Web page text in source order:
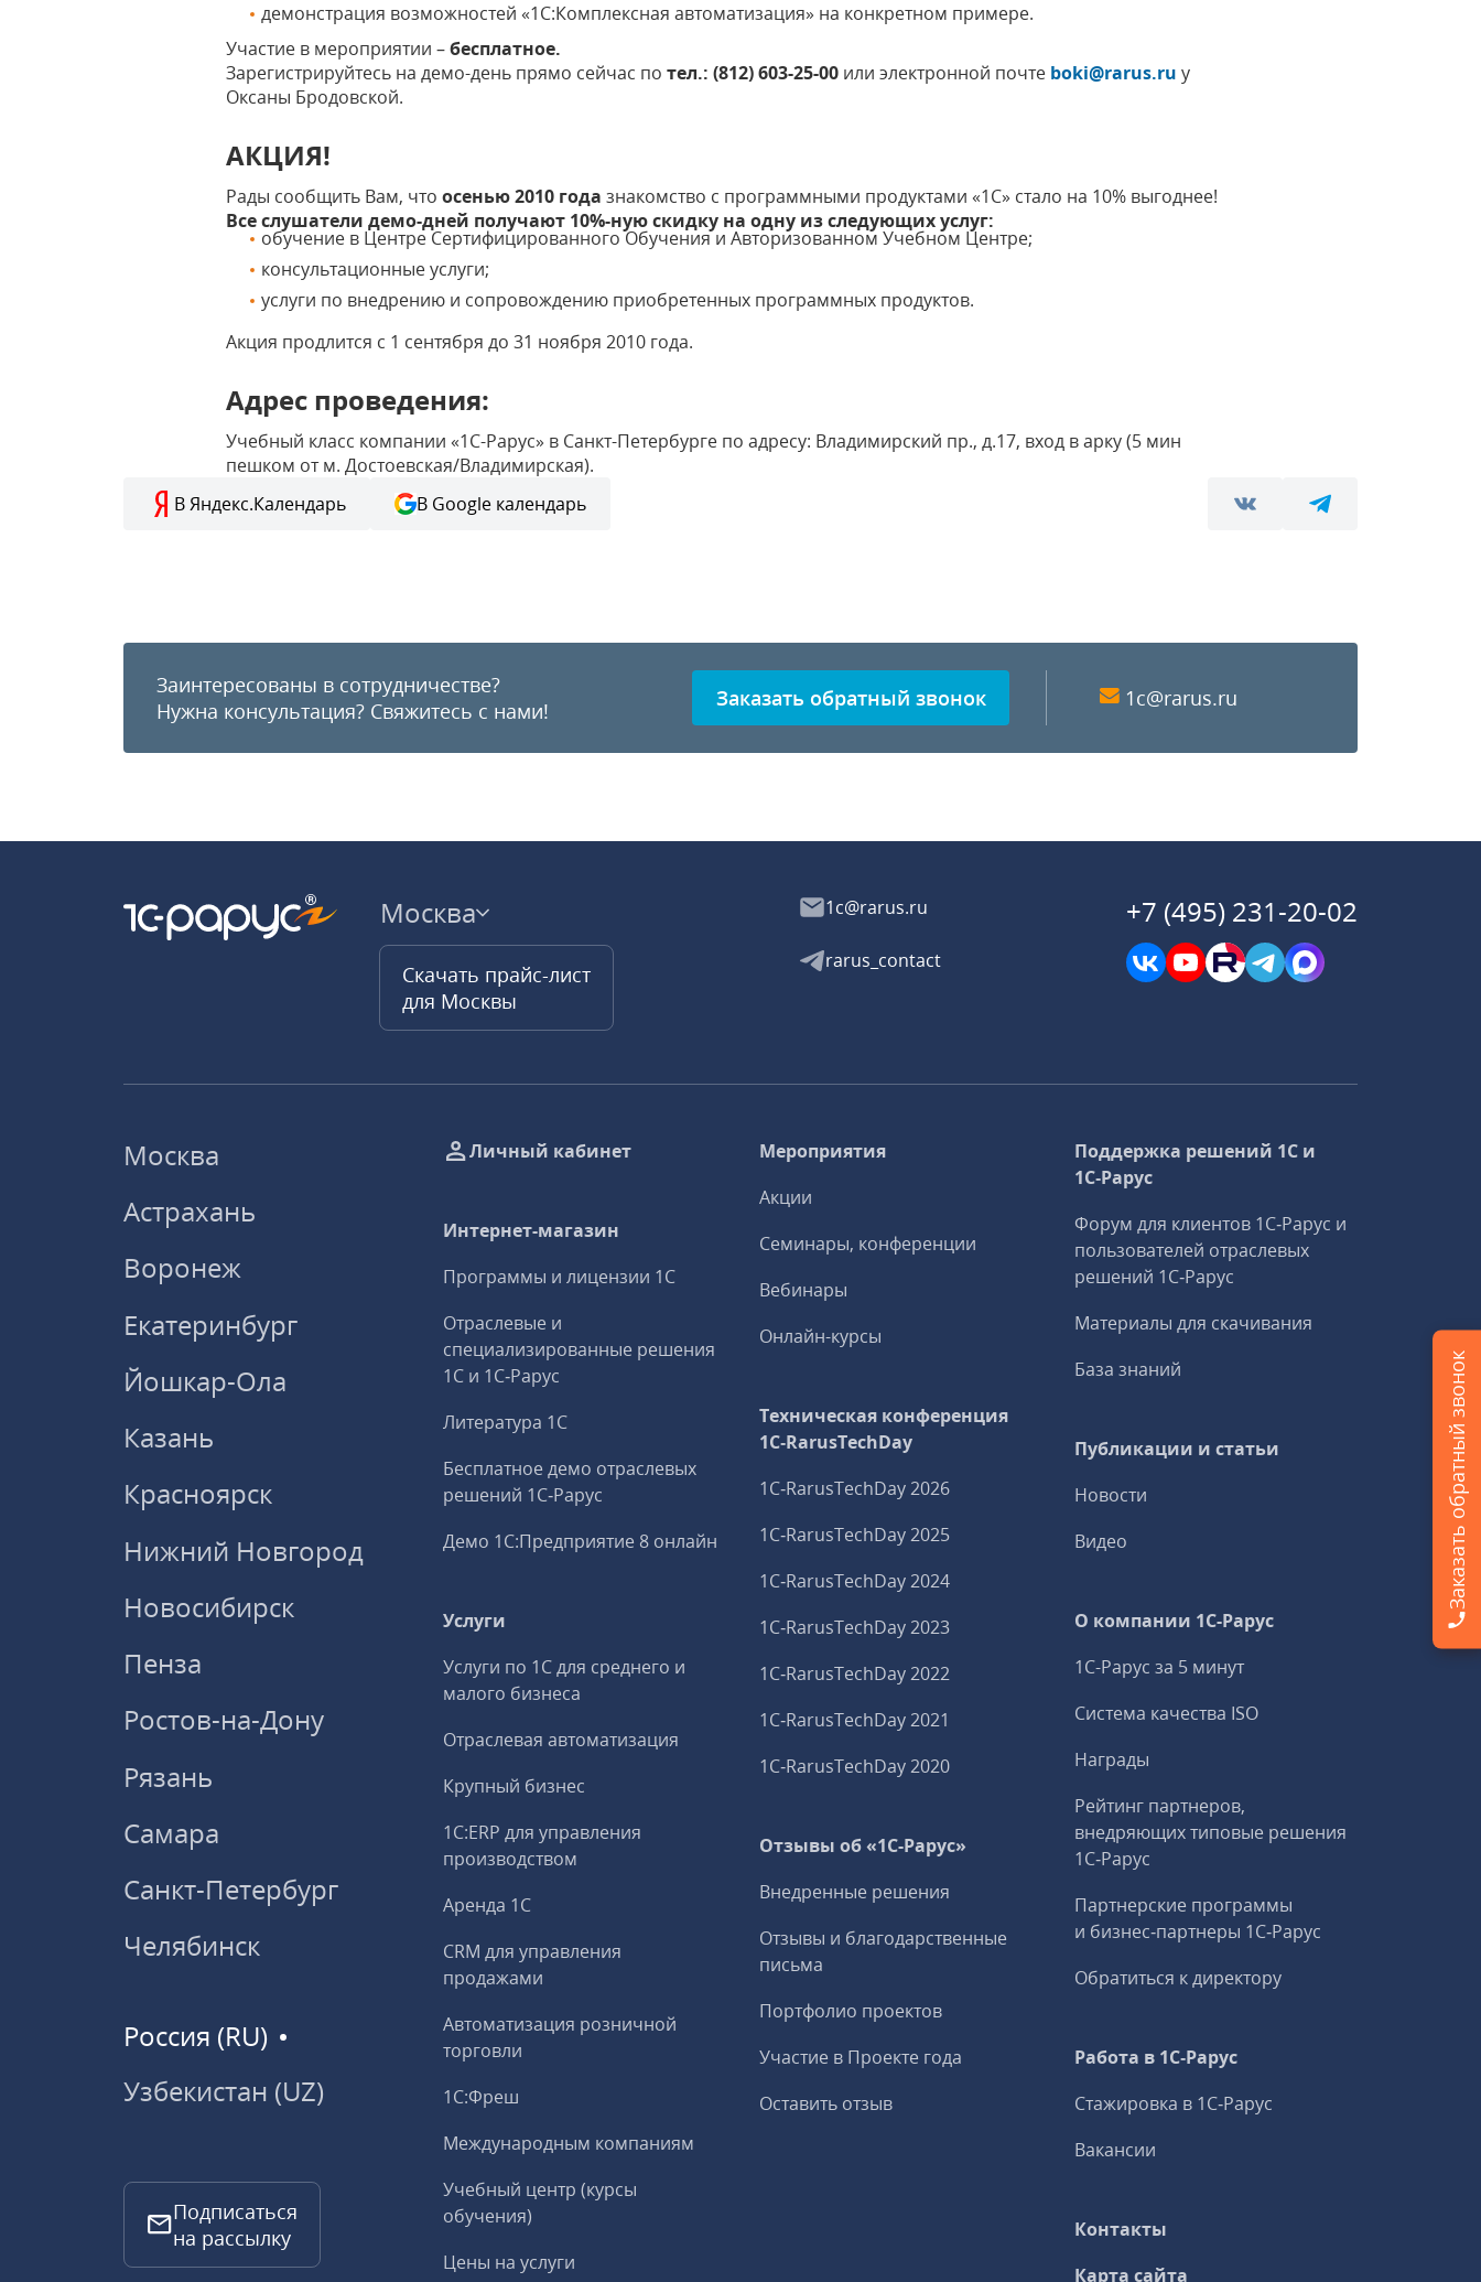
демонстрация возможностей «1С:Комплексная автоматизация» на конкретном примере.
Участие в мероприятии –бесплатное.
Зарегистрируйтесь на демо-день прямо сейчас потел.: (812) 603-25-00 или электронной почте boki@rarus.ru у
Оксаны Бродовской.
АКЦИЯ!
Рады сообщить Вам, чтоосенью 2010 года знакомство с программными продуктами «1С» стало на 10% выгоднее!
Все слушатели демо-дней получают 10%-ную скидку на одну из следующих услуг:
обучение в Центре Сертифицированного Обучения и Авторизованном Учебном Центре;
консультационные услуги;
услуги по внедрению и сопровождению приобретенных программных продуктов.
Акция продлится с 1 сентября до 31 ноября 2010 года.
Адрес проведения:
Учебный класс компании «1С-Рарус» в Санкт-Петербурге по адресу: Владимирский пр., д.17, вход в арку (5 мин
пешком от м. Достоевская/Владимирская).
В Яндекс.Календарь
В Google календарь
Заинтересованы в сотрудничестве?
Нужна консультация? Свяжитесь с нами! Заказать обратный звонок 1c@rarus.ru
Москва
Скачать прайс-лист
для Москвы
1c@rarus.ru
rarus_contact
+7 (495) 231-20-02
Москва
Астрахань
Воронеж
Екатеринбург
Йошкар-Ола
Казань
Красноярск
Нижний Новгород
Новосибирск
Пенза
Ростов-на-Дону
Рязань
Самара
Санкт-Петербург
Челябинск
Россия (RU)
Узбекистан (UZ)
Подписаться
на рассылку
Личный кабинет
Интернет-магазин
Программы и лицензии 1С
Отраслевые и
специализированные решения
1С и 1С‑Рарус
Литература 1С
Бесплатное демо отраслевых
решений 1С‑Рарус
Демо 1С:Предприятие 8 онлайн
Услуги
Услуги по 1С для среднего и
малого бизнеса
Отраслевая автоматизация
Крупный бизнес
1С:ERP для управления
производством
Аренда 1С
CRM для управления
продажами
Автоматизация розничной
торговли
1С:Фреш
Международным компаниям
Учебный центр (курсы
обучения)
Цены на услуги
Мероприятия
Акции
Семинары, конференции
Вебинары
Онлайн-курсы
Техническая конференция
1C‑RarusTechDay
1C‑RarusTechDay 2026
1C‑RarusTechDay 2025
1C‑RarusTechDay 2024
1C‑RarusTechDay 2023
1C‑RarusTechDay 2022
1C‑RarusTechDay 2021
1C‑RarusTechDay 2020
Отзывы об «1С-Рарус»
Внедренные решения
Отзывы и благодарственные
письма
Портфолио проектов
Участие в Проекте года
Оставить отзыв
Поддержка решений 1С и
1С‑Рарус
Форум для клиентов 1С‑Рарус и
пользователей отраслевых
решений 1С‑Рарус
Материалы для скачивания
База знаний
Публикации и статьи
Новости
Видео
О компании 1C-Рарус
1С-Рарус за 5 минут
Система качества ISO
Награды
Рейтинг партнеров,
внедряющих типовые решения
1С‑Рарус
Партнерские программы
и бизнес‑партнеры 1С‑Рарус
Обратиться к директору
Работа в 1С‑Рарус
Стажировка в 1С‑Рарус
Вакансии
Контакты
Карта сайта
Заказать обратный звонок